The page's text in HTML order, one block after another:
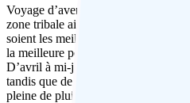
Voyage d’aventure grâce à des
zone tribale ainsi qu’à des hôtel et
soient les meilleurs disponibles lors
la meilleure période pour visiter
D’avril à mi-juin, les températures
tandis que de juillet à octobre c’est
pleine de pluie.